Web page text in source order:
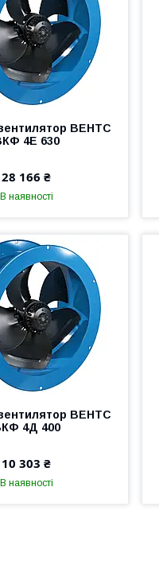
ВЕНТС
4Е 630
28 166 ₴
В наявності
ВЕНТС
4Д 400
10 303 ₴
В наявності